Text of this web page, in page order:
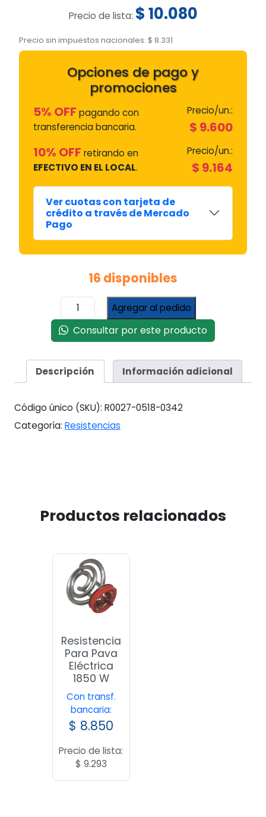
Precio de lista: $10.080
Precio sin impuestos nacionales: $ 8.331
Opciones de pago y
promociones
5% OFF pagando con
transferencia bancaria.
Precio/un.:
$ 9.600
10% OFF retirando en
EFECTIVO EN EL LOCAL.
Precio/un.:
$ 9.164
Ver cuotas con tarjeta de
crédito a través de Mercado
Pago
16 disponibles
Resistencia
Pava
Electrica
100
Agregar al pedido
Consultar por este producto
Descripción Información adicional
Código único (SKU): R0027-0518-0342
Categoría: Resistencias
Productos relacionados
Resistencia
Para Pava
Eléctrica
1850 W
Con transf.
bancaria:
$ 8.850
Precio de lista:
$ 9.293